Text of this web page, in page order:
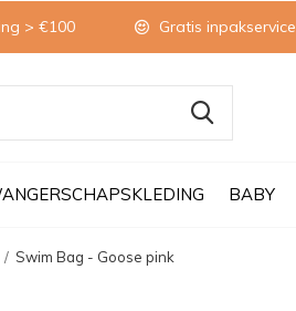
BABY
> €100 Gratis inpakservice
Swim Bag - Goose pink